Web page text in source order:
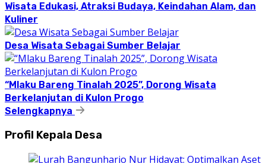
Wisata Edukasi, Atraksi Budaya, Keindahan Alam, dan
Kuliner
Desa Wisata Sebagai Sumber Belajar
“Mlaku Bareng Tinalah 2025”, Dorong Wisata
Berkelanjutan di Kulon Progo
Selengkapnya
Profil Kepala Desa